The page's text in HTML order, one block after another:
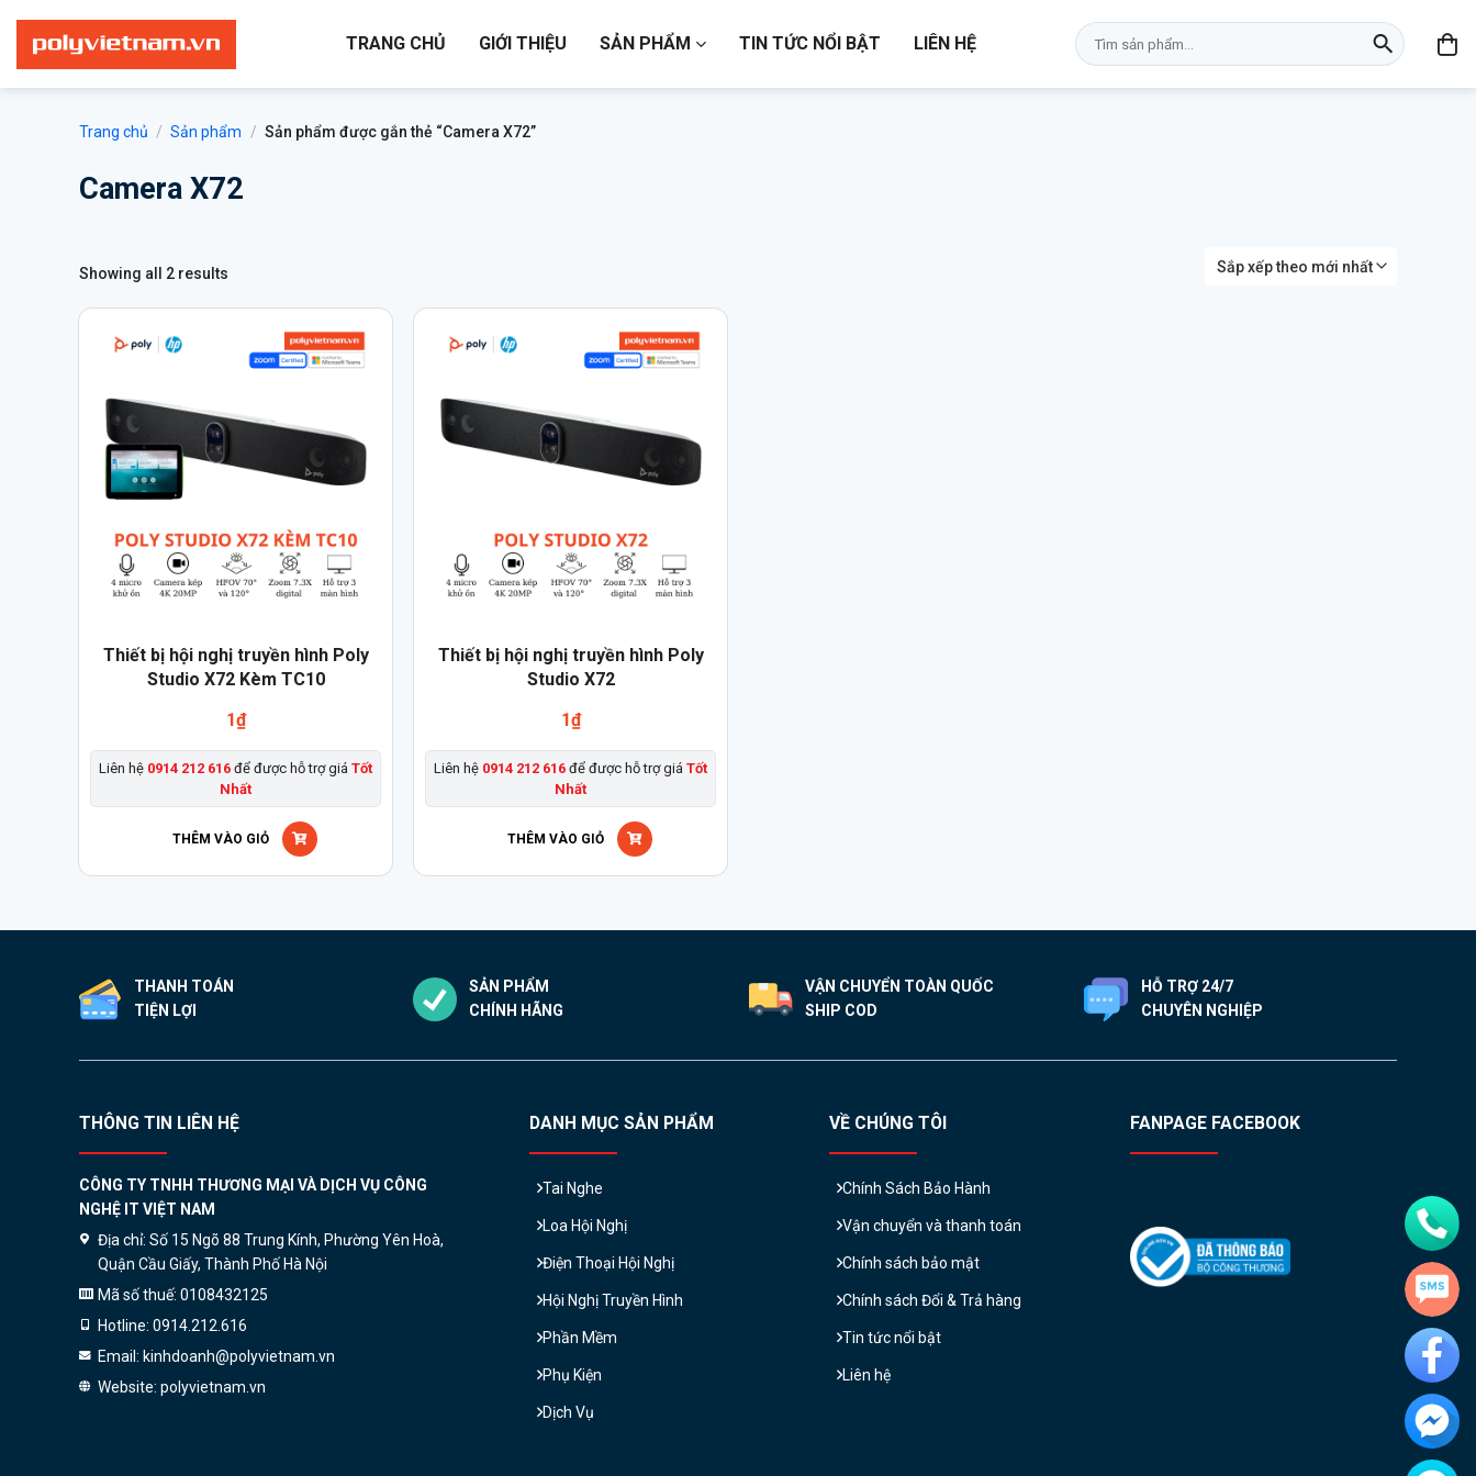
nội
dung
TRANG CHỦ GIỚI THIỆU SẢN PHẨM TIN TỨC NỔI BẬT LIÊN HỆ
Tìm
kiếm:
Trang chủ / Sản phẩm / Sản phẩm được gắn thẻ “Camera X72”
Camera X72
Showing all 2 results
Thiết bị hội nghị truyền hình Poly
Studio X72 Kèm TC10
1₫
Liên hệ 0914 212 616 để được hỗ trợ giá Tốt
Nhất
THÊM VÀO GIỎ
Thiết bị hội nghị truyền hình Poly
Studio X72
1₫
Liên hệ 0914 212 616 để được hỗ trợ giá Tốt
Nhất
THÊM VÀO GIỎ
THANH TOÁN
TIỆN LỢI
SẢN PHẨM
CHÍNH HÃNG
VẬN CHUYỂN TOÀN QUỐC
SHIP COD
HỖ TRỢ 24/7
CHUYÊN NGHIỆP
THÔNG TIN LIÊN HỆ
CÔNG TY TNHH THƯƠNG MẠI VÀ DỊCH VỤ CÔNG
NGHỆ IT VIỆT NAM
Địa chỉ: Số 15 Ngõ 88 Trung Kính, Phường Yên Hoà,
Quận Cầu Giấy, Thành Phố Hà Nội
Mã số thuế: 0108432125
Hotline: 0914.212.616
Email: kinhdoanh@polyvietnam.vn
Website: polyvietnam.vn
DANH MỤC SẢN PHẨM
Tai Nghe
Loa Hội Nghị
Điện Thoại Hội Nghị
Hội Nghị Truyền Hình
Phần Mềm
Phụ Kiện
Dịch Vụ
VỀ CHÚNG TÔI
Chính Sách Bảo Hành
Vận chuyển và thanh toán
Chính sách bảo mật
Chính sách Đổi & Trả hàng
Tin tức nổi bật
Liên hệ
FANPAGE FACEBOOK